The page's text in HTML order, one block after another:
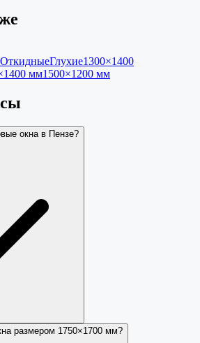
ОткидныеГлухие1300×1400
мм1500×1200 мм
окна в Пензе?
размером 1750×1700 мм?